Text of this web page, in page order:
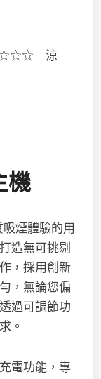
涼
機
煙體驗的用
造無可挑剔
，採用創新
，無論您偏
過可調節功
。
電功能，專